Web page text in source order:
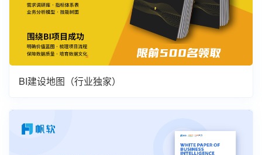
BI建设地图（行业独家）